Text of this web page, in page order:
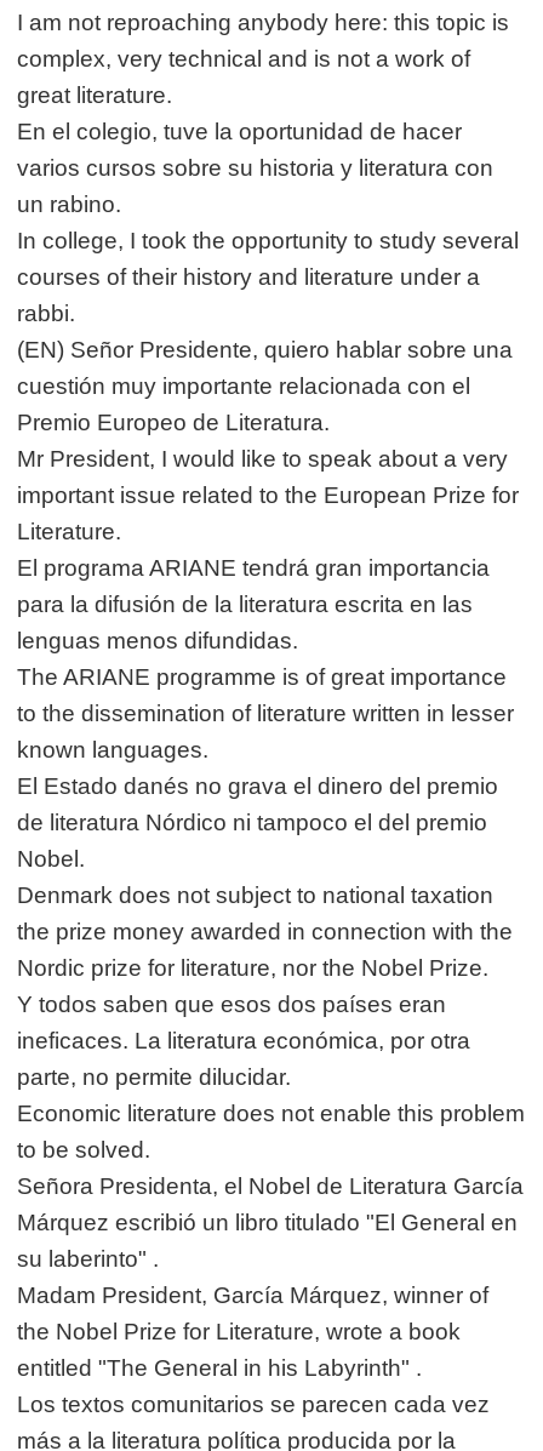
I am not reproaching anybody here: this topic is
complex, very technical and is not a work of
great literature.
En el colegio, tuve la oportunidad de hacer
varios cursos sobre su historia y literatura con
un rabino.
In college, I took the opportunity to study several
courses of their history and literature under a
rabbi.
(EN) Señor Presidente, quiero hablar sobre una
cuestión muy importante relacionada con el
Premio Europeo de Literatura.
Mr President, I would like to speak about a very
important issue related to the European Prize for
Literature.
El programa ARIANE tendrá gran importancia
para la difusión de la literatura escrita en las
lenguas menos difundidas.
The ARIANE programme is of great importance
to the dissemination of literature written in lesser
known languages.
El Estado danés no grava el dinero del premio
de literatura Nórdico ni tampoco el del premio
Nobel.
Denmark does not subject to national taxation
the prize money awarded in connection with the
Nordic prize for literature, nor the Nobel Prize.
Y todos saben que esos dos países eran
ineficaces. La literatura económica, por otra
parte, no permite dilucidar.
Economic literature does not enable this problem
to be solved.
Señora Presidenta, el Nobel de Literatura García
Márquez escribió un libro titulado "El General en
su laberinto" .
Madam President, García Márquez, winner of
the Nobel Prize for Literature, wrote a book
entitled "The General in his Labyrinth" .
Los textos comunitarios se parecen cada vez
más a la literatura política producida por la